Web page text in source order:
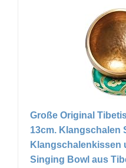
Große Original
13cm. Klangschalen
Klangschalenkissen
Singing Bowl aus